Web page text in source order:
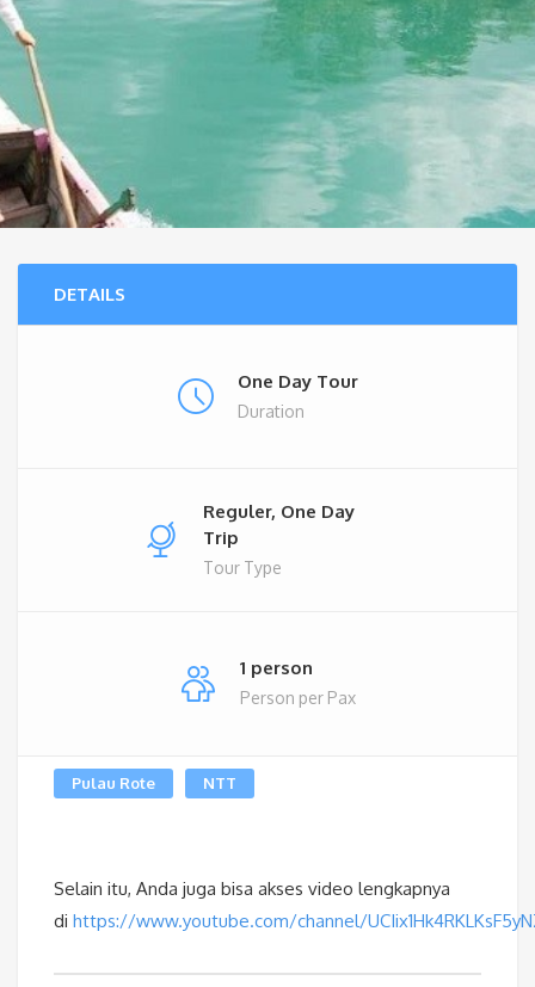
DETAILS
One Day Tour
Duration
Reguler, One Day
Trip
Tour Type
1 person
Person per Pax
Pulau Rote NTT
Selain itu, Anda juga bisa akses video lengkapnya
di https://www.youtube.com/channel/